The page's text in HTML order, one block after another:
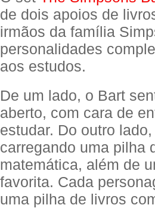
de dois apoios de
irmãos da família
personalidades
aos estudos.
De um lado, o Bart
aberto, com cara de
estudar. Do outro
carregando uma pilha
matemática, além de
favorita. Cada
uma pilha de livros